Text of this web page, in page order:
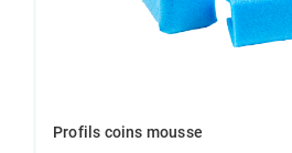
Profils coins mousse